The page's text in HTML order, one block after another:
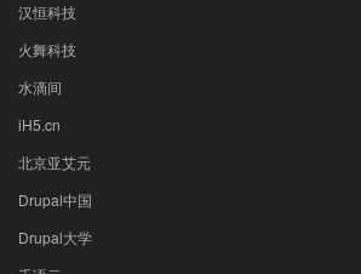
汉恒科技
火舞科技
水滴间
iH5.cn
北京亚艾元
Drupal中国
Drupal大学